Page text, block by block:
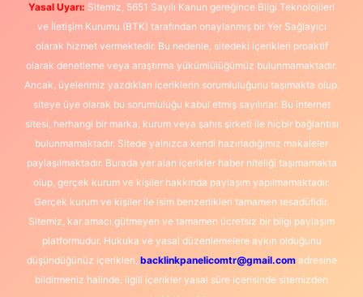
Yasal Uyarı: Sitemiz, 5651 Sayılı Kanun gereğince Bilgi Teknolojileri
ve İletişim Kurumu (BTK) tarafından onaylanmış bir Yer Sağlayıcı
olarak hizmet vermektedir. Bu nedenle, sitedeki içerikleri proaktif
olarak denetleme veya araştırma yükümlülüğümüz bulunmamaktadır.
Ancak, üyelerimiz yazdıkları içeriklerin sorumluluğunu taşımakta olup,
siteye üye olarak bu sorumluluğu kabul etmiş sayılırlar. Bu internet
sitesi, herhangi bir marka, kurum veya şahıs şirketi ile hiçbir bağlantısı
bulunmamaktadır. Sitede yalnızca kendi hazırladığımız makaleler
paylaşılmaktadır. Burada yer alan içerikler haber niteliği taşımamakta
olup, gerçek kurum ve kişiler hakkında paylaşım yapılmamaktadır.
Gerçek kurum ve kişiler ile isim benzerlikleri tamamen tesadüfidir.
Sitemiz, kar amacı gütmeyen ve tamamen ücretsiz bir bilgi paylaşım
platformudur. Hukuka ve yasal düzenlemelere aykırı olduğunu
düşündüğünüz içerikleri, backlinkpanelicomtr@gmail.comadresine
bildirmeniz halinde, ilgili içerikler yasal süre içerisinde sitemizden